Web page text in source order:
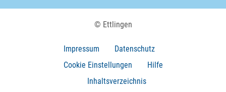
© Ettlingen
Impressum
Datenschutz
Cookie Einstellungen
Hilfe
Inhaltsverzeichnis